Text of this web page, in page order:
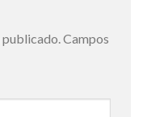
publicado.Campos